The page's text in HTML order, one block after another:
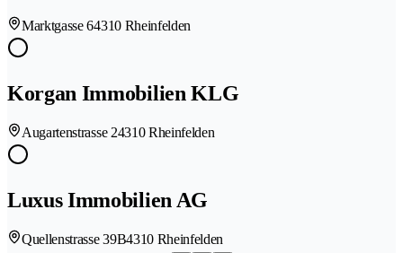
Marktgasse 64310 Rheinfelden
Korgan Immobilien KLG
Augartenstrasse 24310 Rheinfelden
Luxus Immobilien AG
Quellenstrasse 39B4310 Rheinfelden